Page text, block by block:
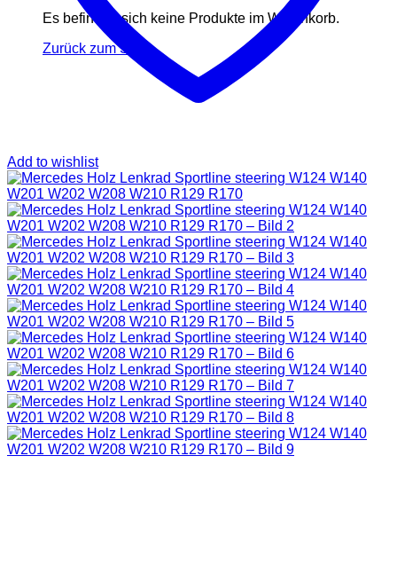
Es befinden sich keine Produkte im Warenkorb.
Zurück zum Shop
Add to wishlist